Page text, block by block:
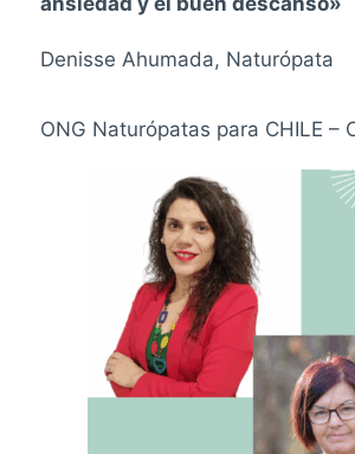
Denisse Ahumada, Naturópata
ONG Naturópatas para CHILE –